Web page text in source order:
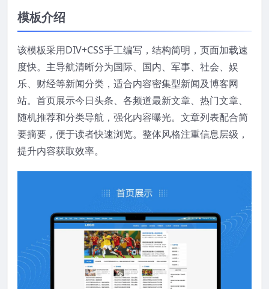
模板介绍
该模板采用DIV+CSS手工编写，结构简明，页面加载速
度快。主导航清晰分为国际、国内、军事、社会、娱
乐、财经等新闻分类，适合内容密集型新闻及博客网
站。首页展示今日头条、各频道最新文章、热门文章、
随机推荐和分类导航，强化内容曝光。文章列表配合简
要摘要，便于读者快速浏览。整体风格注重信息层级，
提升内容获取效率。